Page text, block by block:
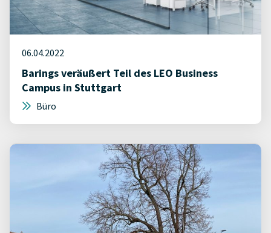
06.04.2022
Barings veräußert Teil des LEO Business
Campus in Stuttgart
Büro